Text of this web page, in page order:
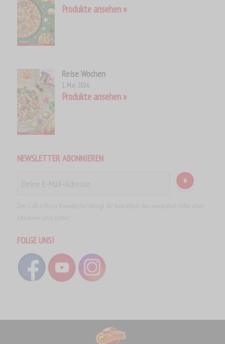
Produkte ansehen
Reise Wochen
1. Mai 2026
Produkte ansehen
NEWSLETTER ABONNIEREN
FOLGE UNS!